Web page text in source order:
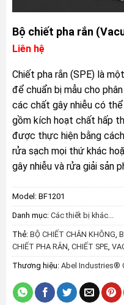
Bộ chiết pha rắn
Liên hệ
Chiết pha rắn (SPE) là
để chuẩn bị mẫu cho
các chất gây nhiễu có
gồm kích hoạt chất hấp
được thực hiện bằng
rửa sạch mọi thứ khác
gây nhiễu và rửa giải sản
Model: BF1201
Danh mục: Các thiết bị khác...
Thẻ: BỘ CHIẾT CHÂN KHÔNG
CHIẾT PHA RẮN CHIẾT SPE,
Thương hiệu: Abel Industries®